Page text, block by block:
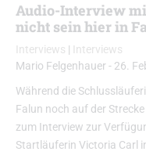
Audio-Interview
nicht sein hier in
Interviews | Interviews
Mario Felgenhauer - 26.
Während die
Falun noch auf der
zum Interview zur
Startläuferin Victoria Carl